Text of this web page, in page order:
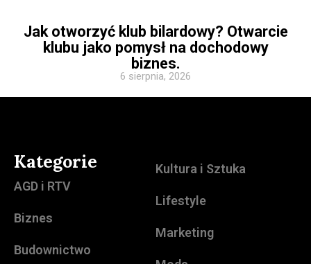
Jak otworzyć klub bilardowy? Otwarcie
klubu jako pomysł na dochodowy
biznes.
6 sierpnia, 2026
Kategorie
AGD i RTV
Biznes
Budownictwo
Kultura i Sztuka
Lifestyle
Marketing